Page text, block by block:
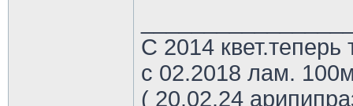
С 2014 квет.теперь
с 02.2018 лам.
( 20.02.24